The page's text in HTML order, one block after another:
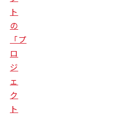
ト
の
「プ
ロ
ジ
ェ
ク
ト